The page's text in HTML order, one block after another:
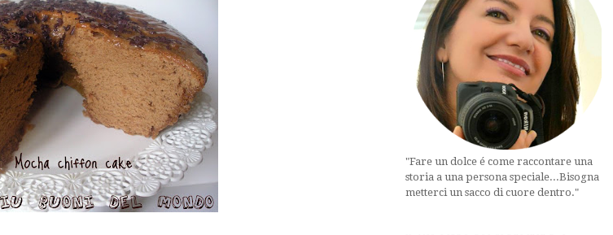
"Fare un dolce é come raccontare una
storia a una persona speciale...Bisogna
metterci un sacco di cuore dentro."